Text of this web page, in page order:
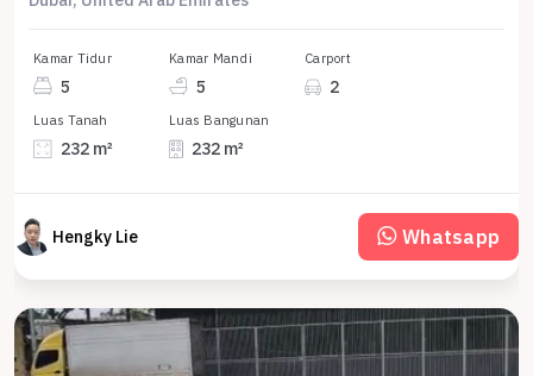
Kamar Tidur
5
Kamar Mandi
5
Carport
2
Luas Tanah
232 m²
Luas Bangunan
232 m²
Hengky Lie Whatsapp